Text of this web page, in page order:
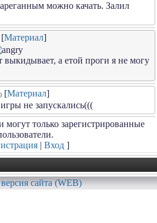
можно качать. Залил
[Материал]
выкидывает, а етой проги я не могу
[Материал]
не запускались(((
могут только зарегистрированные
| Вход]
сайта (WEB)